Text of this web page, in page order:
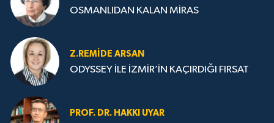
OSMANLIDAN KALAN MİRAS
Z.REMIDE ARSAN
ODYSSEY İLE İZMİR’İN KAÇIRDIĞI FIRSAT
PROF. DR. HAKKI UYAR